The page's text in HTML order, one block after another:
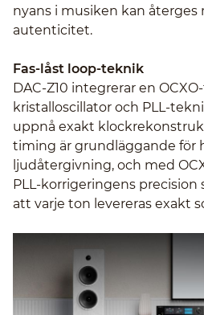
nyans i musiken kan återges
autenticitet.
Fas-låst loop-teknik
DAC-Z10 integrerar en
kristalloscillator och PLL-
uppnå exakt
timing är grundläggande för
ljudåtergivning, och med
PLL-korrigeringens precision
att varje ton levereras exakt